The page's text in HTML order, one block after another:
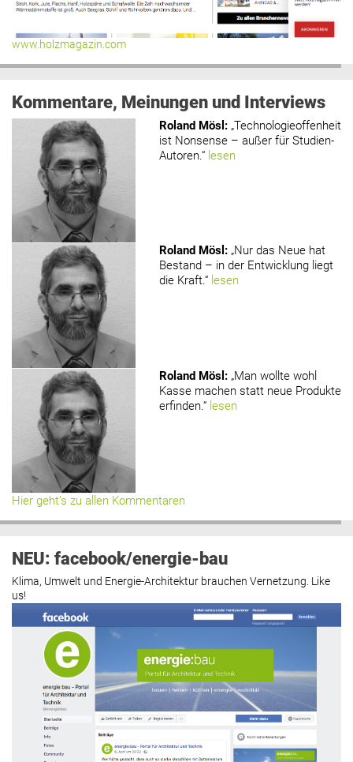
www.holzmagazin.com
Kommentare, Meinungen und Interviews
Roland Mösl : „Technologieoffenheit
ist Nonsense – außer für Studien-
Autoren.“ lesen
Roland Mösl : „Nur das Neue hat
Bestand – in der Entwicklung liegt
die Kraft.“ lesen
Roland Mösl : „Man wollte wohl
Kasse machen statt neue Produkte
erfinden.“ lesen
Hier geht’s zu allen Kommentaren
NEU: facebook/energie-bau
Klima, Umwelt und Energie-Architektur brauchen Vernetzung. Like
us!